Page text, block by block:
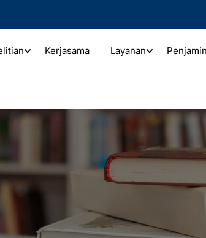
Kerjasama Layanan